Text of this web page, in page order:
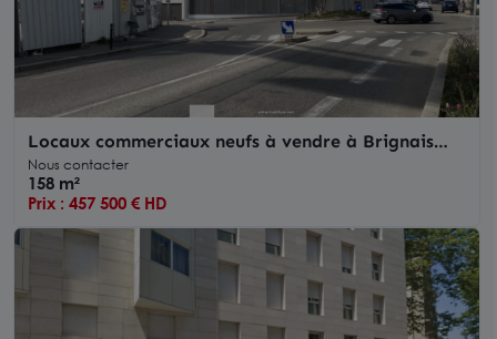
Locaux commerciaux neufs à vendre à Brignais
centre visibilité exceptionnelle
Nous contacter
158 m²
Prix : 457 500 € HD